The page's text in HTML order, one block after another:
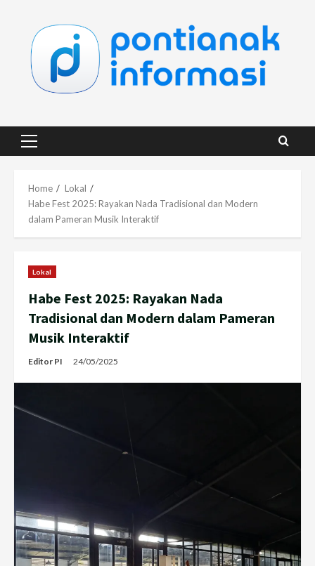
content
Primary
Home
Lokal
Habe Fest 2025: Rayakan Nada Tradisional dan Modern
dalam Pameran Musik Interaktif
Lokal
Habe Fest 2025: Rayakan Nada
Tradisional dan Modern dalam Pameran
Musik Interaktif
Editor PI 24/05/2025